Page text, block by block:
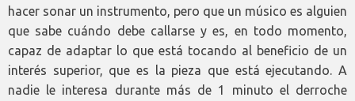
hacer sonar un instrumento, pero que un músico es alguien
que sabe cuándo debe callarse y es, en todo momento,
capaz de adaptar lo que está tocando al beneficio de un
interés superior, que es la pieza que está ejecutando. A
nadie le interesa durante más de 1 minuto el derroche